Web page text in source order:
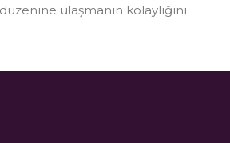
ulaşmanın kolaylığını